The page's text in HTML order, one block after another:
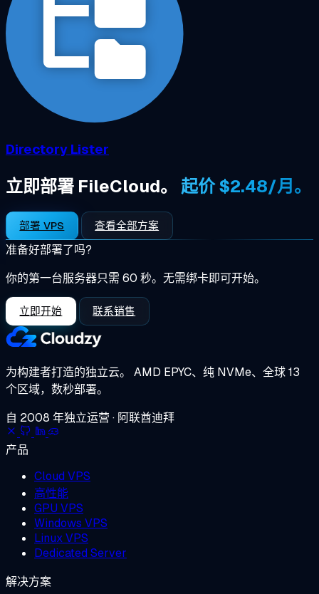
Directory Lister
立即部署 FileCloud。 起价 $2.48/月。
部署 VPS 查看全部方案
准备好部署了吗?
你的第一台服务器只需 60 秒。无需绑卡即可开始。
立即开始 联系销售
为构建者打造的独立云。 AMD EPYC、纯 NVMe、全球 13
个区域，数秒部署。
自 2008 年独立运营 · 阿联酋迪拜
产品
Cloud VPS
高性能
GPU VPS
Windows VPS
Linux VPS
Dedicated Server
解决方案